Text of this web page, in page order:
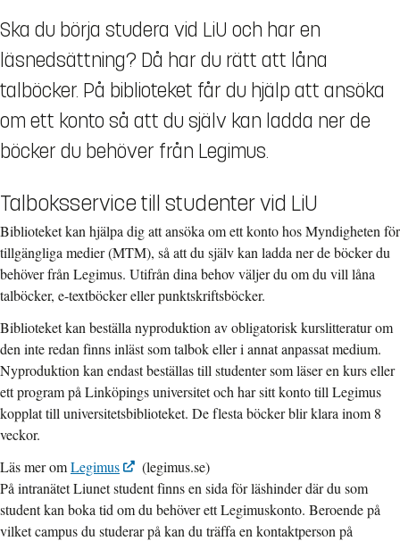
Ska du börja studera vid LiU och har en
läsnedsättning? Då har du rätt att låna
talböcker. På biblioteket får du hjälp att ansöka
om ett konto så att du själv kan ladda ner de
böcker du behöver från Legimus.
Talboksservice till studenter vid LiU
Biblioteket kan hjälpa dig att ansöka om ett konto hos Myndigheten för
tillgängliga medier (MTM), så att du själv kan ladda ner de böcker du
behöver från Legimus. Utifrån dina behov väljer du om du vill låna
talböcker, e-textböcker eller punktskriftsböcker.
Biblioteket kan beställa nyproduktion av obligatorisk kurslitteratur om
den inte redan finns inläst som talbok eller i annat anpassat medium.
Nyproduktion kan endast beställas till studenter som läser en kurs eller
ett program på Linköpings universitet och har sitt konto till Legimus
kopplat till universitetsbiblioteket. De flesta böcker blir klara inom 8
veckor.
Läs mer omLegimus
(legimus.se)
På intranätet Liunet student finns en sida för läshinder där du som
student kan boka tid om du behöver ett Legimuskonto. Beroende på
vilket campus du studerar på kan du träffa en kontaktperson på